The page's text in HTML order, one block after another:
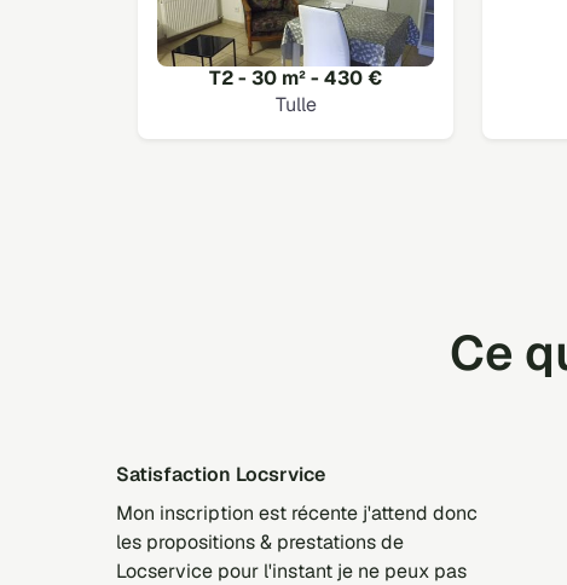
T2 - 30 m² - 430 €
Tulle
Ce
Satisfaction Locsrvice
Mon inscription est récente j'attend donc
les propositions & prestations de
Locservice pour l'instant je ne peux pas